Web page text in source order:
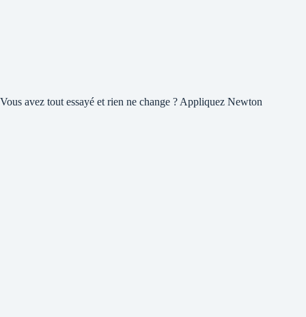
Vous avez tout essayé et rien ne change ? Appliquez Newton